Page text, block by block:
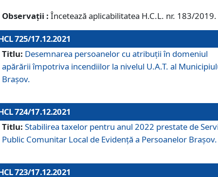
Observații : Încetează aplicabilitatea H.C.L. nr. 183/2019.
725/17.12.2021
Titlu: Desemnarea persoanelor cu atribuții în domeniul
apărării împotriva incendiilor la nivelul U.A.T. al
Brașov.
724/17.12.2021
Titlu: Stabilirea taxelor pentru anul 2022 prestate de
Public Comunitar Local de Evidență a Persoanelor Braşov.
723/17.12.2021